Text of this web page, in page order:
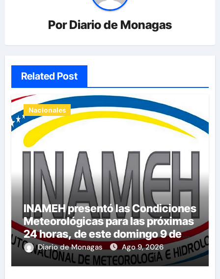
PorDiario de Monagas
Related Post
Nacionales
INAMEH presentó las Condiciones
Meteorológicas para las próximas
24 horas, de este domingo 9 de
agosto 2026
Diario de Monagas Ago 9, 2026